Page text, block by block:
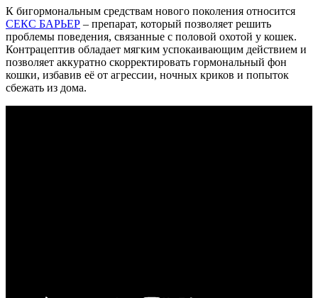
К бигормональным средствам нового поколения относится
СЕКС БАРЬЕР – препарат, который позволяет решить
проблемы поведения, связанные с половой охотой у кошек.
Контрацептив обладает мягким успокаивающим действием и
позволяет аккуратно скорректировать гормональный фон
кошки, избавив её от агрессии, ночных криков и попыток
сбежать из дома.